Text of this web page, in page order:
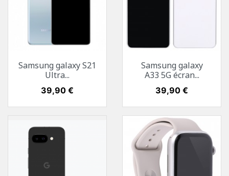
Samsung galaxy S21
Ultra...
Prix
39,90 €
Samsung galaxy
A33 5G écran...
Prix
39,90 €